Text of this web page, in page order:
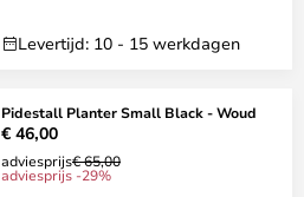
Levertijd: 10 - 15 werkdagen
Pidestall Planter Small Black - Woud
€ 46,00
adviesprijs€ 65,00
adviesprijs -29%